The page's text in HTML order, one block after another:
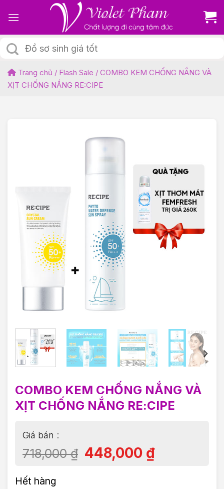
Tìm
kiếm:
Trang chủ / Flash Sale / COMBO KEM CHỐNG NẮNG VÀ
XỊT CHỐNG NẮNG RE:CIPE
COMBO KEM CHỐNG NẮNG VÀ
XỊT CHỐNG NẮNG RE:CIPE
718,000₫ 448,000 ₫
Hết hàng